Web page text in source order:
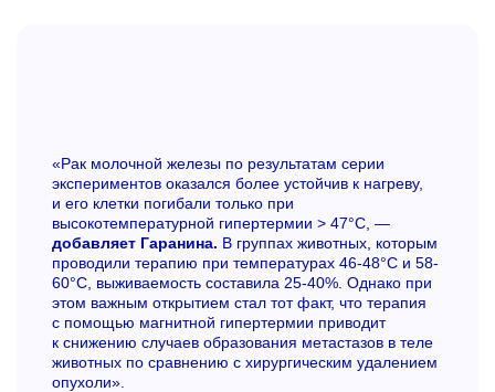
«Рак молочной железы по результатам серии
экспериментов оказался более устойчив к нагреву,
и его клетки погибали только при
высокотемпературной гипертермии > 47°C, —
добавляет Гаранина. В группах животных, которым
проводили терапию при температурах 46-48°C и 58-
60°C, выживаемость составила 25-40%. Однако при
этом важным открытием стал тот факт, что терапия
с помощью магнитной гипертермии приводит
к снижению случаев образования метастазов в теле
животных по сравнению с хирургическим удалением
опухоли».